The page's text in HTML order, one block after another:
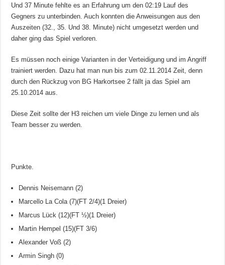
Und 37 Minute fehlte es an Erfahrung um den 02:19 Lauf des
Gegners zu unterbinden. Auch konnten die Anweisungen aus den
Auszeiten (32., 35. Und 38. Minute) nicht umgesetzt werden und
daher ging das Spiel verloren.
Es müssen noch einige Varianten in der Verteidigung und im Angriff
trainiert werden. Dazu hat man nun bis zum 02.11.2014 Zeit, denn
durch den Rückzug von BG Harkortsee 2 fällt ja das Spiel am
25.10.2014 aus.
Diese Zeit sollte der H3 reichen um viele Dinge zu lernen und als
Team besser zu werden.
Punkte.
Dennis Neisemann (2)
Marcello La Cola (7)(FT 2/4)(1 Dreier)
Marcus Lück (12)(FT ½)(1 Dreier)
Martin Hempel (15)(FT 3/6)
Alexander Voß (2)
Armin Singh (0)